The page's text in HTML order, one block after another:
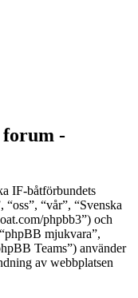
forum -
IF-båtförbundets
“vår”, “Svenska
phpbb3”) och
mjukvara”,
Teams”) använder
av webbplatsen